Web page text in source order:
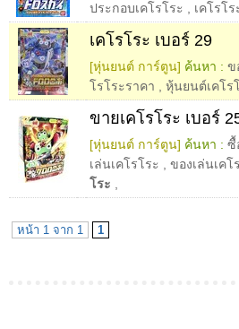
ประกอบเคโรโระ
เคโรโร
เคโรโระ เบอร์ 29
[หุ่นยนต์ การ์ตูน] ค้นหา : ข
โรโระราคา
หุ้นยนต์เคโร
ขายเคโรโระ เบอร์
[หุ่นยนต์ การ์ตูน] ค้นหา : ซื้
เล่นเคโรโระ
ของเล่นเคโ
โระ
หน้า 1 จาก 1 1